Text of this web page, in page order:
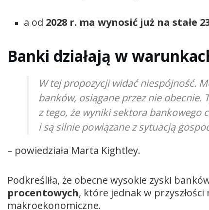
a od 2028 r. ma wynosić już na stałe
Banki działają w
W tej propozycji widać niespójność.
banków, osiągane przez nie obecnie.
z tego, że wyniki sektora bankowego
i są silnie powiązane z sytuacją
– powiedziała Marta Kightley.
Podkreśliła, że obecne wysokie zyski
procentowych, które jednak w
makroekonomiczne.